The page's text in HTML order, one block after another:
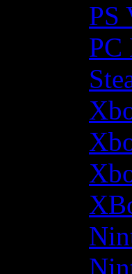
PS
PC